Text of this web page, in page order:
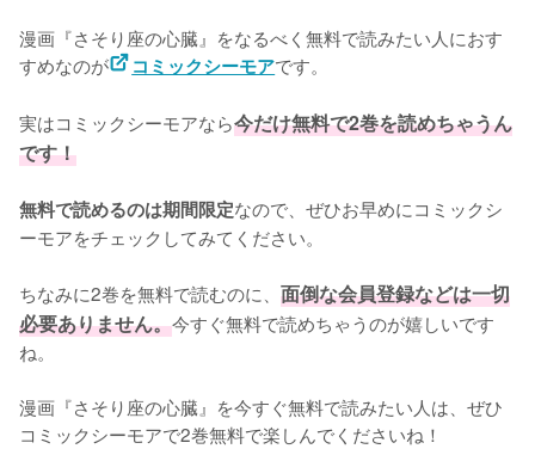
漫画『さそり座の心臓』をなるべく無料で読みたい人におす
すめなのが
コミックシーモアです。
実はコミックシーモアなら今だけ無料で2巻を読めちゃうん
です！
無料で読めるのは期間限定なので、ぜひお早めにコミックシ
ーモアをチェックしてみてください。
ちなみに2巻を無料で読むのに、 面倒な会員登録などは一切
必要ありません。今すぐ無料で読めちゃうのが嬉しいです
ね。
漫画『さそり座の心臓』を今すぐ無料で読みたい人は、ぜひ
コミックシーモアで2巻無料で楽しんでくださいね！